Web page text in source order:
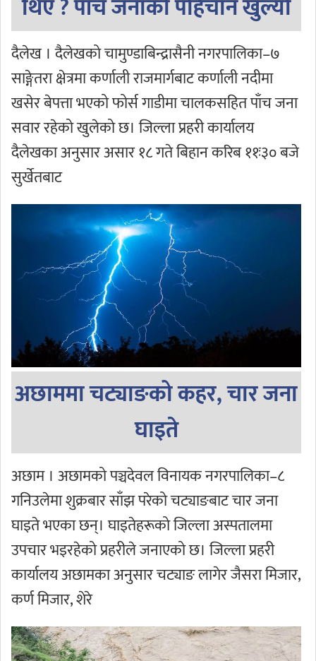
थिए ? पाँच जनाको पहिचान खुल्यो
दैलेख । दैलेखको चामुण्डाबिन्द्रासैनी नगरपालिका–७
साङ्गेतरा क्षेत्रमा कर्णाली राजमार्गबाट कर्णाली नदीमा
खसेर बेपत्ता भएको फोर्स गाडीमा चालकसहित पाँच जना
सवार रहेको खुलेको छ। जिल्ला प्रहरी कार्यालय
दैलेखका अनुसार असार १८ गते बिहान करिब ११ः३० बजे
सुर्खेतबाट
अछाममा चट्याङको कहर, चार जना
घाइते
अछाम । अछामको पञ्चदेवल विनायक नगरपालिका–८
गनिउलेमा शुक्रबार साँझ परेको चट्याङबाट चार जना
घाइते भएका छन्। घाइतेहरूको जिल्ला अस्पतालमा
उपचार भइरहेको प्रहरीले जनाएको छ। जिल्ला प्रहरी
कार्यालय अछामका अनुसार चट्याङ लागेर जैसरा मिजार,
कर्ण मिजार, शेरे